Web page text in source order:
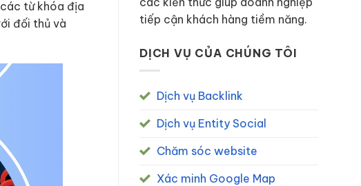
từ khóa địa
đối thủ và
tiếp cận khách hàng tiềm năng.
DỊCH VỤ CỦA CHÚNG TÔI
Dịch vụ Backlink
Dịch vụ Entity Social
Chăm sóc website
Xác minh Google Map